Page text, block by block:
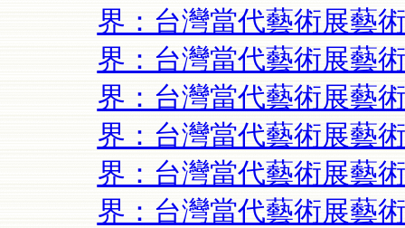
界：台灣當代藝術展藝
界：台灣當代藝術展藝
界：台灣當代藝術展藝
界：台灣當代藝術展藝
界：台灣當代藝術展藝
界：台灣當代藝術展藝